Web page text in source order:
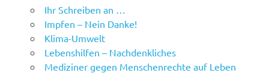
Ihr Schreiben an …
Impfen – Nein Danke!
Klima-Umwelt
Lebenshilfen – Nachdenkliches
Mediziner gegen Menschenrechte auf Leben